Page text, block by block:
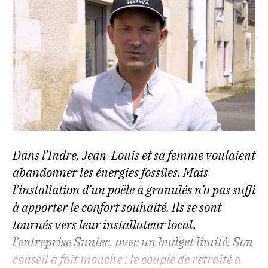
Dans l’Indre, Jean-Louis et sa femme voulaient
abandonner les énergies fossiles. Mais
l’installation d’un poêle à granulés n’a pas suffi
à apporter le confort souhaité. Ils se sont
tournés vers leur installateur local,
l’entreprise Suntec, avec un budget limité. Son
conseil a fait mouche : le couple de retraité a